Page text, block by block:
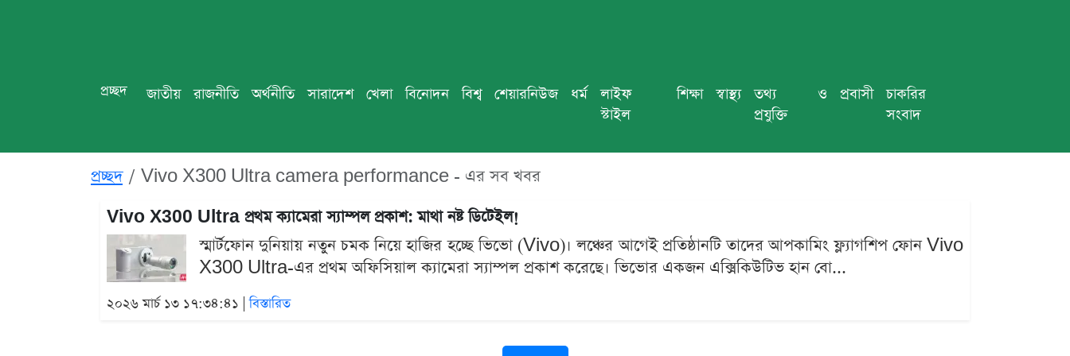
প্রচ্ছদ জাতীয় রাজনীতি অর্থনীতি সারাদেশ খেলা বিনোদন বিশ্ব শেয়ারনিউজ ধর্ম
লাইফ
স্টাইল
শিক্ষা স্বাস্থ্য
তথ্য ও
প্রযুক্তি
প্রবাসী
চাকরির
সংবাদ
প্রচ্ছদ Vivo X300 Ultra camera performance - এর সব খবর
Vivo X300 Ultra প্রথম ক্যামেরা স্যাম্পল প্রকাশ: মাথা নষ্ট ডিটেইল!
স্মার্টফোন দুনিয়ায় নতুন চমক নিয়ে হাজির হচ্ছে ভিভো (Vivo)। লঞ্চের আগেই প্রতিষ্ঠানটি তাদের আপকামিং ফ্ল্যাগশিপ ফোন Vivo
X300 Ultra-এর প্রথম অফিসিয়াল ক্যামেরা স্যাম্পল প্রকাশ করেছে। ভিভোর একজন এক্সিকিউটিভ হান বো...
২০২৬ মার্চ ১৩ ১৭:৩৪:৪১ |বিস্তারিত